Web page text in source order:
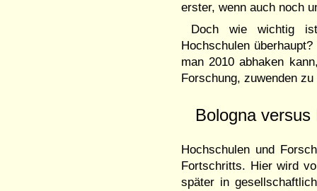
erster, wenn auch noch
Doch wie wichtig
Hochschulen
man 2010 abhaken
Forschung, zuwenden zu
Bologna
Hochschulen und
Fortschritts. Hier wird
später in